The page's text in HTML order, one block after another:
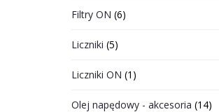
Filtry ON (6)
Liczniki (5)
Liczniki ON (1)
Olej napędowy - akcesoria (14)